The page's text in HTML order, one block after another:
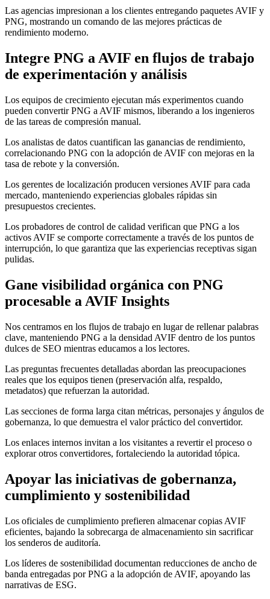
Las agencias impresionan a los clientes entregando paquetes AVIF y
PNG, mostrando un comando de las mejores prácticas de
rendimiento moderno.
Integre PNG a AVIF en flujos de trabajo
de experimentación y análisis
Los equipos de crecimiento ejecutan más experimentos cuando
pueden convertir PNG a AVIF mismos, liberando a los ingenieros
de las tareas de compresión manual.
Los analistas de datos cuantifican las ganancias de rendimiento,
correlacionando PNG con la adopción de AVIF con mejoras en la
tasa de rebote y la conversión.
Los gerentes de localización producen versiones AVIF para cada
mercado, manteniendo experiencias globales rápidas sin
presupuestos crecientes.
Los probadores de control de calidad verifican que PNG a los
activos AVIF se comporte correctamente a través de los puntos de
interrupción, lo que garantiza que las experiencias receptivas sigan
pulidas.
Gane visibilidad orgánica con PNG
procesable a AVIF Insights
Nos centramos en los flujos de trabajo en lugar de rellenar palabras
clave, manteniendo PNG a la densidad AVIF dentro de los puntos
dulces de SEO mientras educamos a los lectores.
Las preguntas frecuentes detalladas abordan las preocupaciones
reales que los equipos tienen (preservación alfa, respaldo,
metadatos) que refuerzan la autoridad.
Las secciones de forma larga citan métricas, personajes y ángulos de
gobernanza, lo que demuestra el valor práctico del convertidor.
Los enlaces internos invitan a los visitantes a revertir el proceso o
explorar otros convertidores, fortaleciendo la autoridad tópica.
Apoyar las iniciativas de gobernanza,
cumplimiento y sostenibilidad
Los oficiales de cumplimiento prefieren almacenar copias AVIF
eficientes, bajando la sobrecarga de almacenamiento sin sacrificar
los senderos de auditoría.
Los líderes de sostenibilidad documentan reducciones de ancho de
banda entregadas por PNG a la adopción de AVIF, apoyando las
narrativas de ESG.